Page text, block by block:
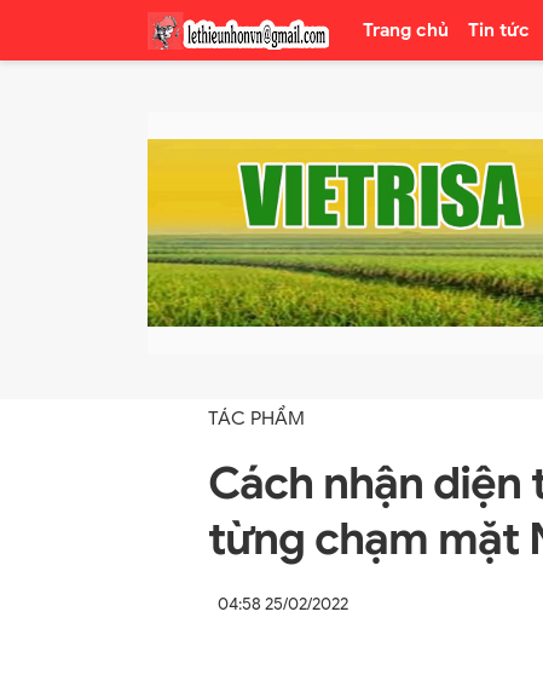
Trang chủ Tin tức
TÁC PHẨM
Cách nhận diện
từng chạm mặt
04:58 25/02/2022